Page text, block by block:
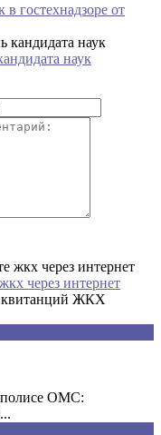
в гостехнадзоре от
наук
через интернет
квитанций ЖКХ
полисе ОМС: